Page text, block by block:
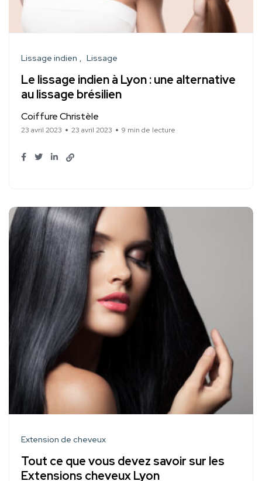
Lissage indien Lissage
Le lissage indien à Lyon : une alternative
au lissage brésilien
Coiffure Christèle
23 avril 2023 23 avril 2023 9 min de lecture
Extension de cheveux
Tout ce que vous devez savoir sur les
Extensions cheveux Lyon